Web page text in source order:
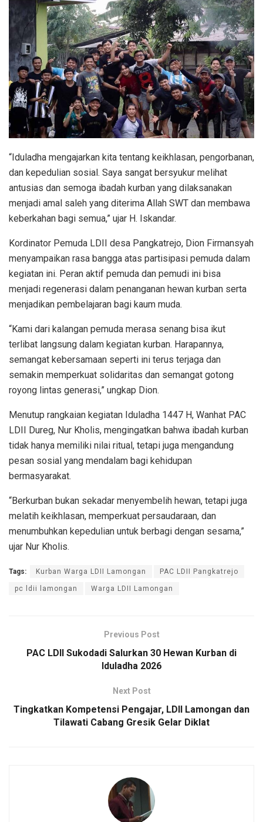
“Iduladha mengajarkan kita tentang keikhlasan, pengorbanan,
dan kepedulian sosial. Saya sangat bersyukur melihat
antusias dan semoga ibadah kurban yang dilaksanakan
menjadi amal saleh yang diterima Allah SWT dan membawa
keberkahan bagi semua,” ujar H. Iskandar.
Kordinator Pemuda LDII desa Pangkatrejo, Dion Firmansyah
menyampaikan rasa bangga atas partisipasi pemuda dalam
kegiatan ini. Peran aktif pemuda dan pemudi ini bisa
menjadi regenerasi dalam penanganan hewan kurban serta
menjadikan pembelajaran bagi kaum muda.
“Kami dari kalangan pemuda merasa senang bisa ikut
terlibat langsung dalam kegiatan kurban. Harapannya,
semangat kebersamaan seperti ini terus terjaga dan
semakin memperkuat solidaritas dan semangat gotong
royong lintas generasi,” ungkap Dion.
Menutup rangkaian kegiatan Iduladha 1447 H, Wanhat PAC
LDII Dureg, Nur Kholis, mengingatkan bahwa ibadah kurban
tidak hanya memiliki nilai ritual, tetapi juga mengandung
pesan sosial yang mendalam bagi kehidupan
bermasyarakat.
“Berkurban bukan sekadar menyembelih hewan, tetapi juga
melatih keikhlasan, memperkuat persaudaraan, dan
menumbuhkan kepedulian untuk berbagi dengan sesama,”
ujar Nur Kholis.
Tags: Kurban Warga LDII Lamongan PAC LDII Pangkatrejo
pc ldii lamongan Warga LDII Lamongan
Previous Post
PAC LDII Sukodadi Salurkan 30 Hewan Kurban di
Iduladha 2026
Next Post
Tingkatkan Kompetensi Pengajar, LDII Lamongan dan
Tilawati Cabang Gresik Gelar Diklat